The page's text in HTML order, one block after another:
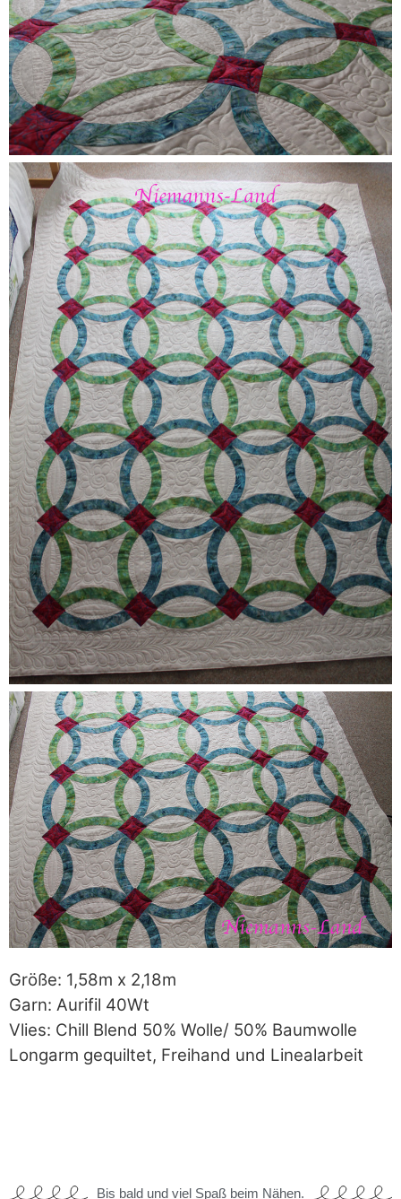
Größe: 1,58m x 2,18m
Garn: Aurifil 40Wt
Vlies: Chill Blend 50% Wolle/ 50% Baumwolle
Longarm gequiltet, Freihand und Linealarbeit
Bis bald und viel Spaß beim Nähen.